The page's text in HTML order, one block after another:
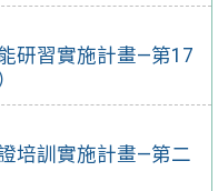
研習實施計畫—第17
培訓實施計畫—第二